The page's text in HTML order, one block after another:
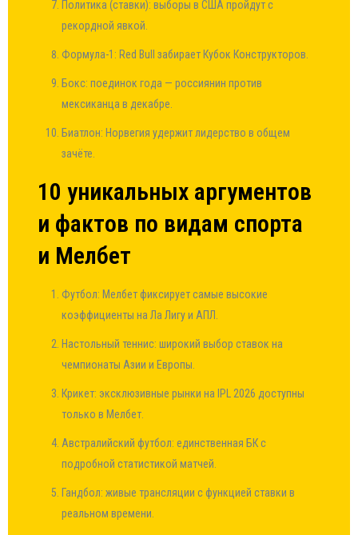
Политика (ставки): выборы в США пройдут с
рекордной явкой.
Формула-1: Red Bull забирает Кубок Конструкторов.
Бокс: поединок года — россиянин против
мексиканца в декабре.
Биатлон: Норвегия удержит лидерство в общем
зачёте.
10 уникальных аргументов
и фактов по видам спорта
и Мелбет
Футбол: Мелбет фиксирует самые высокие
коэффициенты на Ла Лигу и АПЛ.
Настольный теннис: широкий выбор ставок на
чемпионаты Азии и Европы.
Крикет: эксклюзивные рынки на IPL 2026 доступны
только в Мелбет.
Австралийский футбол: единственная БК с
подробной статистикой матчей.
Гандбол: живые трансляции с функцией ставки в
реальном времени.